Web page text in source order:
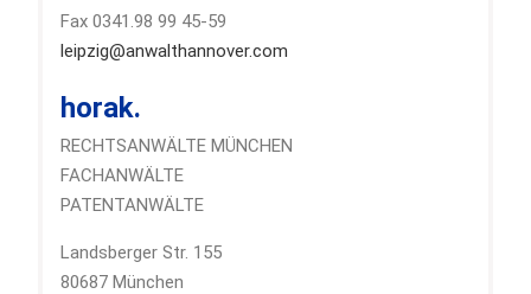
Fax 0341.98 99 45-59
leipzig@anwalthannover.com
horak.
RECHTSANWÄLTE MÜNCHEN
FACHANWÄLTE
PATENTANWÄLTE
Landsberger Str. 155
80687 München